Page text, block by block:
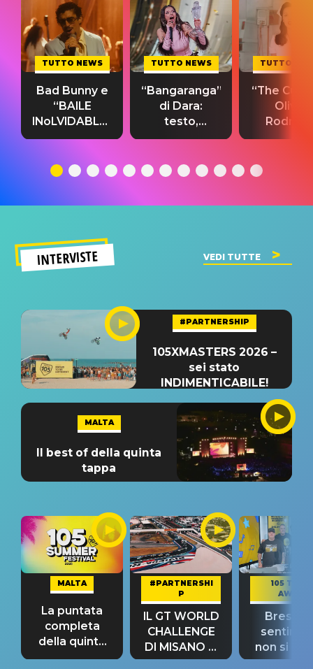
TUTTO NEWS
Bad Bunny e
“BAILE
INoLVIDABLE”:
testo,
significato
TUTTO NEWS
“Bangaranga”
di Dara:
testo,
traduzione e
del singolo
TUTTO
“The
Olivia
testo,
INTERVISTE VEDI TUTTE
#PARTNERSHIP
105XMASTERS 2026 –
sei stato
INDIMENTICABILE!
MALTA
Il best of della quinta
tappa
MALTA
La puntata
completa
della quinta
tappa
#PARTNERSHI
P
IL GT WORLD
CHALLENGE
DI MISANO si
riconferma
105 TAKE
AWAY
Bresh:
non si
fino alla